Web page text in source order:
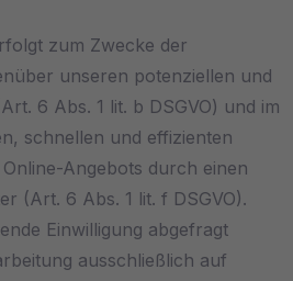
zum Zwecke der
unseren potenziellen und
6 Abs. 1 lit. b DSGVO) und im
schnellen und effizienten
Angebots durch einen
(Art. 6 Abs. 1 lit. f DSGVO).
Einwilligung abgefragt
ausschließlich auf